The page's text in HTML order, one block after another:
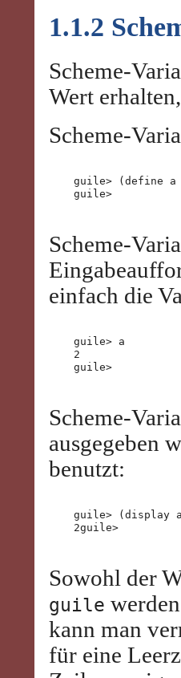
1.1.2
Scheme-
Wert
Scheme-
guile> (define a
guile>
Scheme-
einfach die
guile> a
2
guile>
Scheme-
ausgegeben
benutzt:
guile> (display
2guile>
Sowohl der
guile
kann man
für eine